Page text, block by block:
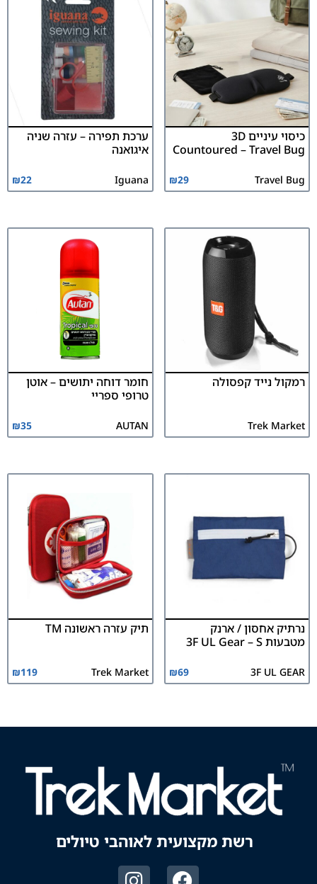
כיסוי עיניים 3D
Countoured – Travel Bug
Travel Bug
₪29
ערכת תפירה – עזרה שניה
איגואנה
Iguana
₪22
רמקול נייד קפסולה
Trek Market
חומר דוחה יתושים – אוטן
טרופי ספריי
AUTAN
₪35
נרתיק אחסון / ארנק
מטבעות 3F UL Gear – S
3F UL GEAR
₪69
תיק עזרה ראשונה TM
Trek Market
₪119
רשת מקצועית לאוהבי טיולים